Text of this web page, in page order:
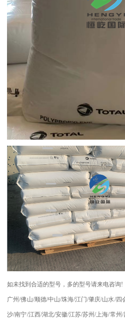
如未找到合适的型号，多的型号请来电咨询!
广州/佛山/顺德/中山/珠海/江门/肇庆/山水/四
沙/南宁/江西/湖北/安徽/江苏/苏州/上海/常州 /